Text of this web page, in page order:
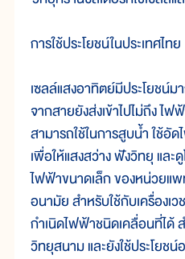
การใช้ประโยชน์ในประเทศไทย
เซลล์แสงอาทิตย์มีประโยชน์
จากสายยังส่งเข้าไปไม่ถึง ไ
สามารถใช้ในการสูบน้ำ ใช้อั
เพื่อให้แสงสว่าง ฟังวิทยุ และ
ไฟฟ้าขนาดเล็ก ของหน่วยแ
อนามัย สำหรับใช้กับเครื่องเ
กำเนิดไฟฟ้าชนิดเคลื่อนที่ได้
วิทยุสนาม และยังใช้ประโยช